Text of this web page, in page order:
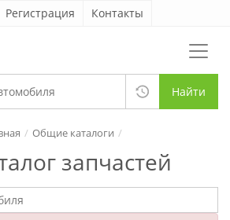
Регистрация Контакты
Найти
запчастей
Общие каталоги